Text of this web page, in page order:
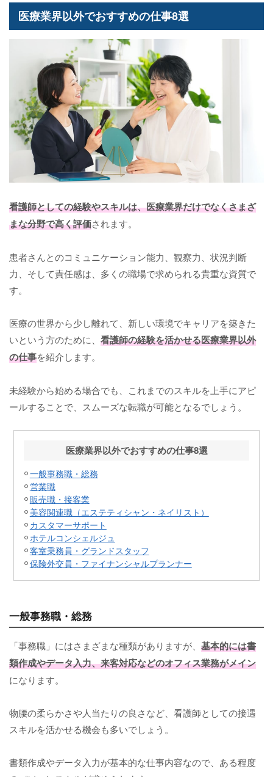
医療業界以外でおすすめの仕事8選
看護師としての経験やスキルは、医療業界だけでなくさまざ
まな分野で高く評価されます。
患者さんとのコミュニケーション能力、観察力、状況判断
力、そして責任感は、多くの職場で求められる貴重な資質で
す。
医療の世界から少し離れて、新しい環境でキャリアを築きた
いという方のために、 看護師の経験を活かせる医療業界以外
の仕事を紹介します。
未経験から始める場合でも、これまでのスキルを上手にアピ
ールすることで、スムーズな転職が可能となるでしょう。
医療業界以外でおすすめの仕事8選
一般事務職・総務
営業職
販売職・接客業
美容関連職（エステティシャン・ネイリスト）
カスタマーサポート
ホテルコンシェルジュ
客室乗務員・グランドスタッフ
保険外交員・ファイナンシャルプランナー
一般事務職・総務
「事務職」にはさまざまな種類がありますが、 基本的には書
類作成やデータ入力、来客対応などのオフィス業務がメイン
になります。
物腰の柔らかさや人当たりの良さなど、看護師としての接遇
スキルを活かせる機会も多いでしょう。
書類作成やデータ入力が基本的な仕事内容なので、ある程度